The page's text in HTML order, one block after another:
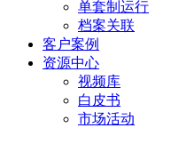
单套制运行
档案关联
客户案例
资源中心
视频库
白皮书
市场活动